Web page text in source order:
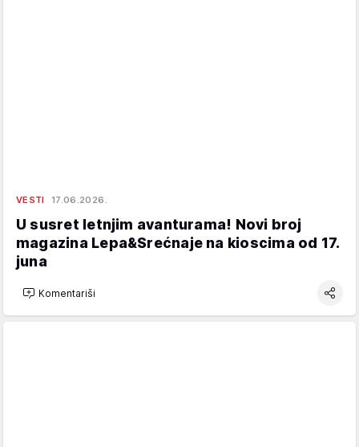
VESTI 17.06.2026.
U susret letnjim avanturama! Novi broj
magazina Lepa&Srećnaje na kioscima od 17.
juna
Komentariši